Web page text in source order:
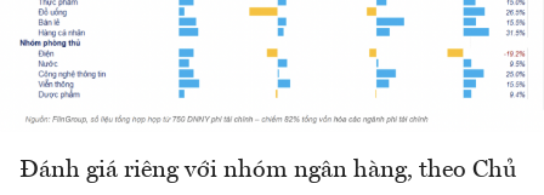
Đánh giá riêng với nhóm ngân hàng, theo Chủ